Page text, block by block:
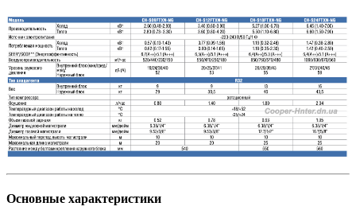
Основные характеристики